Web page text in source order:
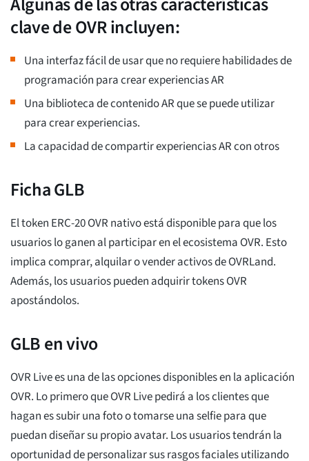
clave de OVR incluyen:
Una interfaz fácil de usar que no requiere habilidades de
programación para crear experiencias AR
Una biblioteca de contenido AR que se puede utilizar
para crear experiencias.
La capacidad de compartir experiencias AR con otros
Ficha GLB
El token ERC-20 OVR nativo está disponible para que los
usuarios lo ganen al participar en el ecosistema OVR. Esto
implica comprar, alquilar o vender activos de OVRLand.
Además, los usuarios pueden adquirir tokens OVR
apostándolos.
GLB en vivo
OVR Live es una de las opciones disponibles en la aplicación
OVR. Lo primero que OVR Live pedirá a los clientes que
hagan es subir una foto o tomarse una selfie para que
puedan diseñar su propio avatar. Los usuarios tendrán la
oportunidad de personalizar sus rasgos faciales utilizando